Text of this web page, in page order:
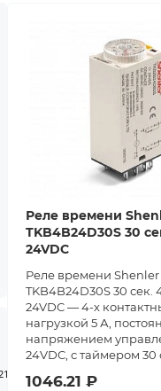
Реле времени
TKB4B24D30S 30
24VDC
Реле времени Shenler
TKB4B24D30S 30 сек.
24VDC — 4-х
нагрузкой 5 А,
напряжением
24VDC, с таймером 30
1046.21 ₽